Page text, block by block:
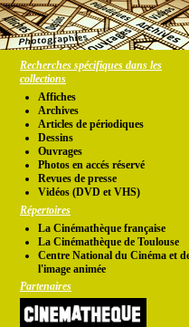
Recherches spécifiques dans les
collections
Affiches
Archives
Articles de périodiques
Dessins
Ouvrages
Photos en accés réservé
Revues de presse
Vidéos (DVD et VHS)
Répertoires
La Cinémathèque française
La Cinémathèque de Toulouse
Centre National du Cinéma et
l'image animée
Partenaires